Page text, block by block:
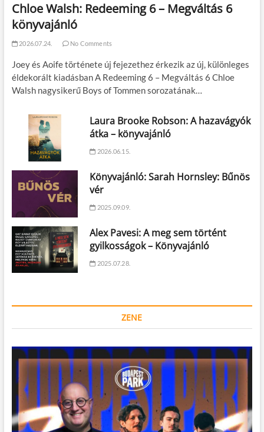
Chloe Walsh: Redeeming 6 – Megváltás 6
könyvajánló
2026.07.24. No Comments
Joey és Aoife története új fejezethez érkezik az új, különleges
éldekorált kiadásban A Redeeming 6 – Megváltás 6 Chloe
Walsh nagysikerű Boys of Tommen sorozatának…
Laura Brooke Robson: A hazavágyók
átka – könyvajánló
2026.06.15.
Könyvajánló: Sarah Hornsley: Bűnös
vér
2025.09.09.
Alex Pavesi: A meg sem történt
gyilkosságok – Könyvajánló
2025.07.28.
ZENE